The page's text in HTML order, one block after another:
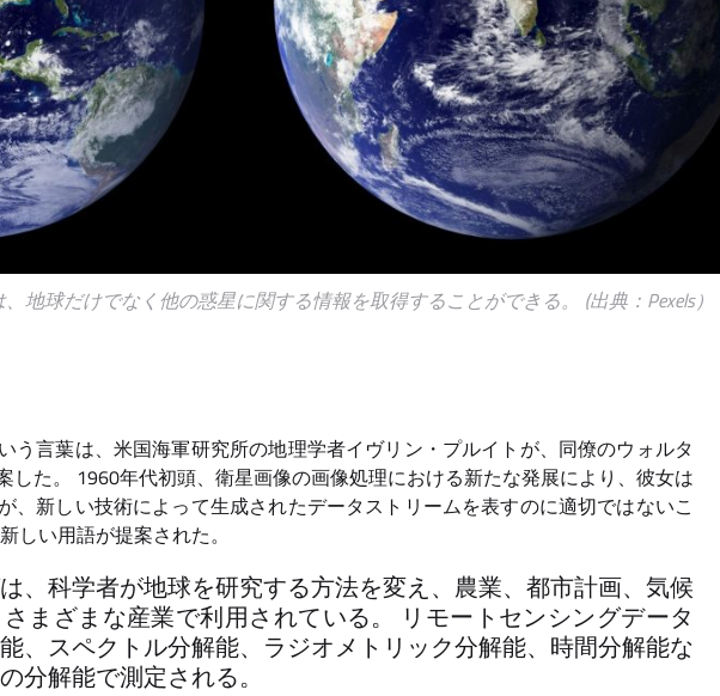
地球だけでなく他の惑星に関する情報を取得することができる。 (出典：Pexels）
う言葉は、米国海軍研究所の地理学者イヴリン・プルイトが、同僚のウォルタ
した。 1960年代初頭、衛星画像の画像処理における新たな発展により、彼女は
、新しい技術によって生成されたデータストリームを表すのに適切ではないこ
しい用語が提案された。
、科学者が地球を研究する方法を変え、農業、都市計画、気候
まざまな産業で利用されている。 リモートセンシングデータ
、スペクトル分解能、ラジオメトリック分解能、時間分解能な
分解能で測定される。